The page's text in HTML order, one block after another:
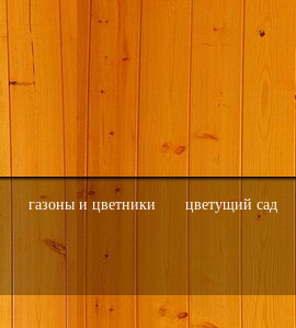
газоны и цветники цветущий сад